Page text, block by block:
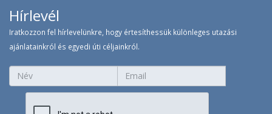
Hírlevél
Iratkozzon fel hírlevelünkre, hogy értesíthessük különleges utazási
ajánlatainkról és egyedi úti céljainkról.